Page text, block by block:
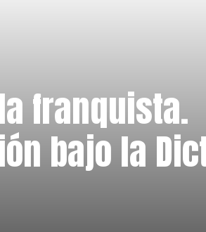
franquista.
bajo la